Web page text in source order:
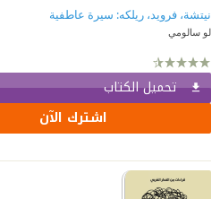
نيتشة، فرويد، ريلكه: سيرة عاطفية
لو سالومي
تحميل الكتاب
اشترك الآن